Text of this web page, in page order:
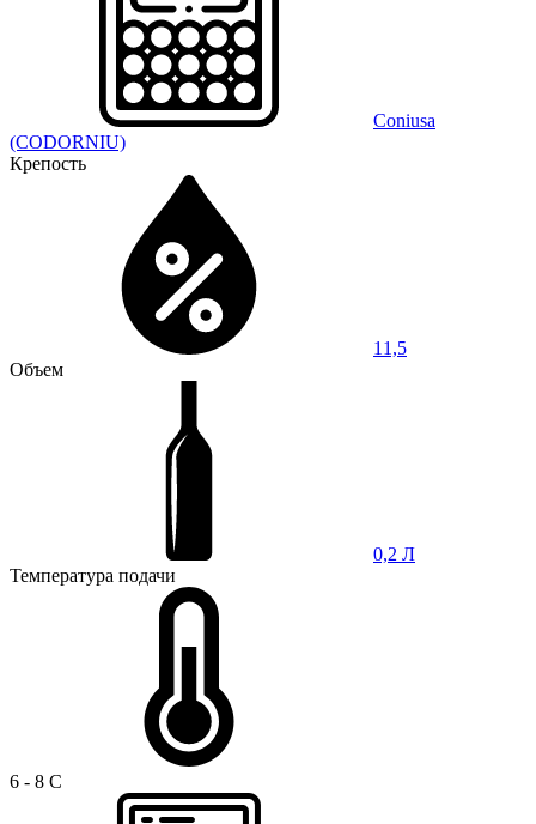
Coniusa
(CODORNIU)
Крепость
11,5
Объем
0,2 Л
Температура подачи
6 - 8 C